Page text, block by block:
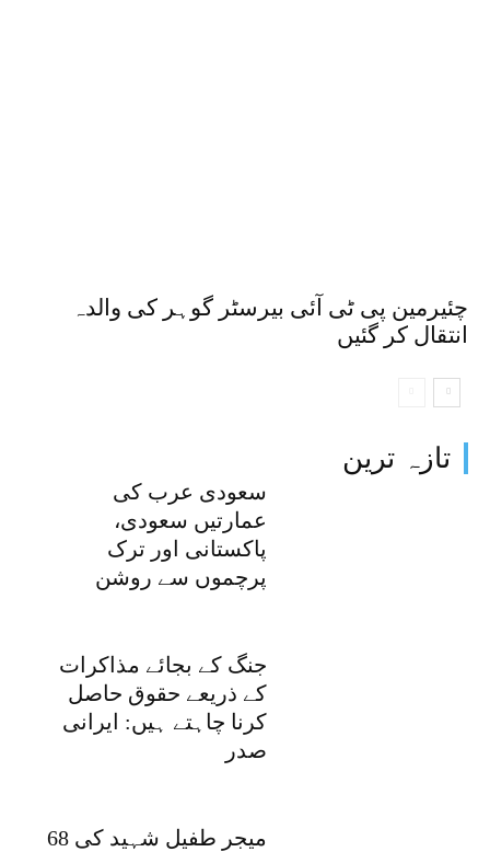
تازہ ترین
سعودی عرب کی
عمارتیں سعودی،
پاکستانی اور ترک
پرچموں سے روشن
جنگ کے بجائے مذاکرات
کے ذریعے حقوق حاصل
کرنا چاہتے ہیں: ایرانی
صدر
میجر طفیل شہید کی 68
چئیرمین پی ٹی آئی بیرسٹر گوہر کی والدہ
انتقال کر گئیں